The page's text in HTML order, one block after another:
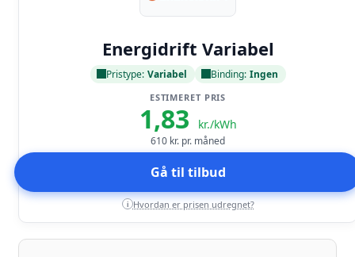
Energidrift Variabel
Pristype: Variabel Binding: Ingen
ESTIMERET PRIS
1,83 kr./kWh
610 kr. pr. måned
Gå til tilbud
i Hvordan er prisen udregnet?